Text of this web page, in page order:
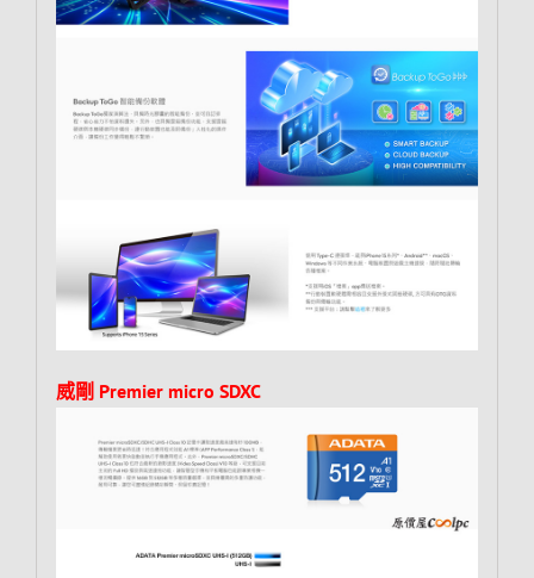
威剛 Premier micro SDXC